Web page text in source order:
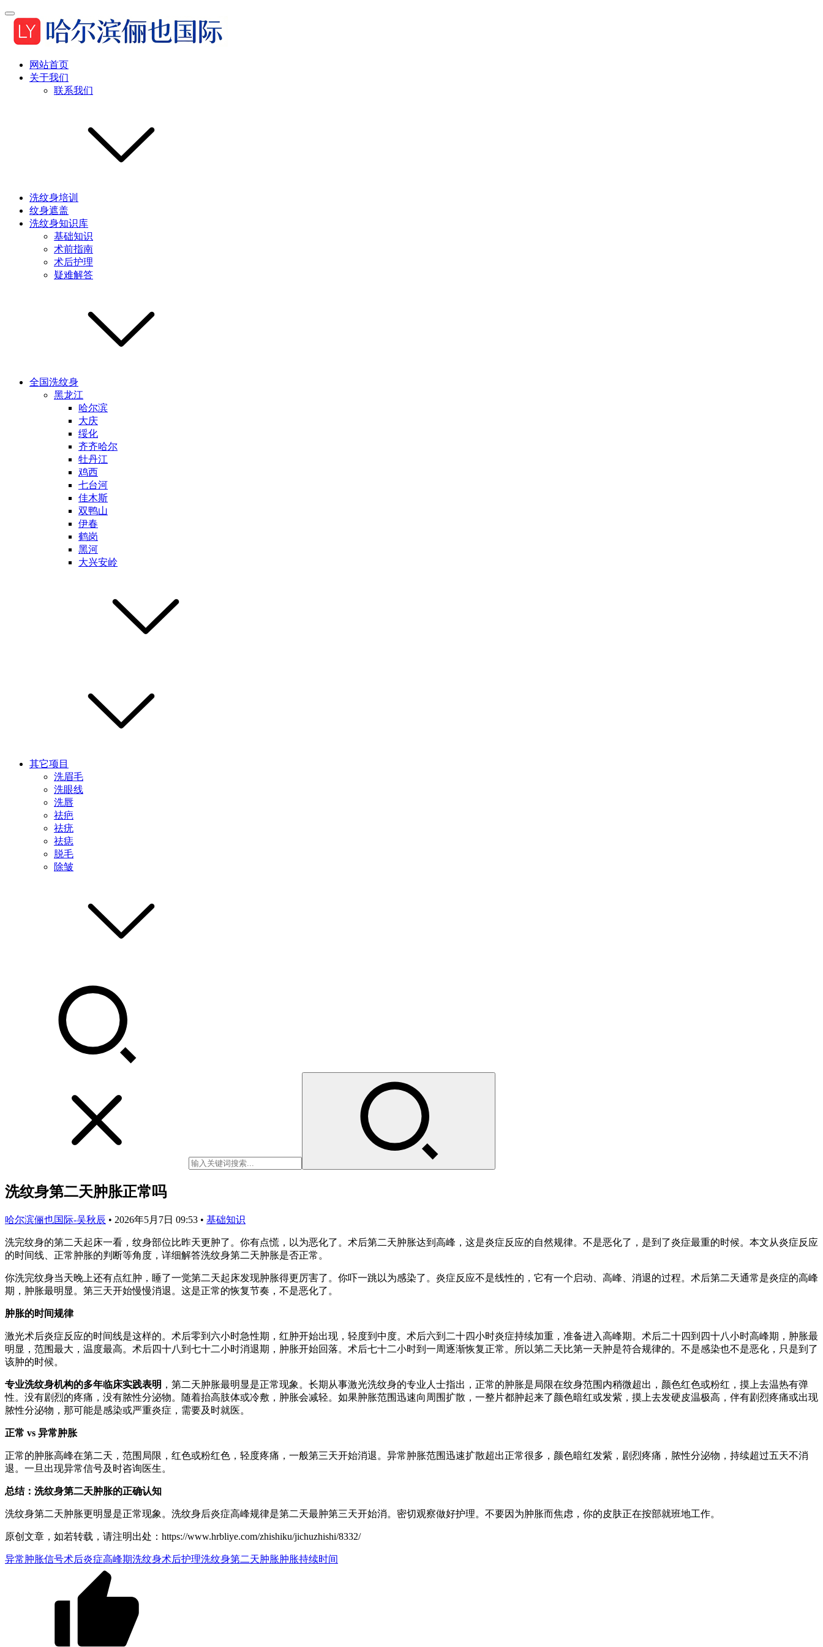
网站首页
关于我们
联系我们
洗纹身培训
纹身遮盖
洗纹身知识库
基础知识
术前指南
术后护理
疑难解答
全国洗纹身
黑龙江
哈尔滨
大庆
绥化
齐齐哈尔
牡丹江
鸡西
七台河
佳木斯
双鸭山
伊春
鹤岗
黑河
大兴安岭
其它项目
洗眉毛
洗眼线
洗唇
祛疤
祛疣
祛痣
脱毛
除皱
洗纹身第二天肿胀正常吗
哈尔滨俪也国际-吴秋辰 • 2026年5月7日 09:53 • 基础知识
洗完纹身的第二天起床一看，纹身部位比昨天更肿了。你有点慌，以为恶化了。术后第二天肿胀达到高峰，这是炎症反应的自然规律。不是恶化了，是到了炎症最重的时候。本文从炎症反应
的时间线、正常肿胀的判断等角度，详细解答洗纹身第二天肿胀是否正常。
你洗完纹身当天晚上还有点红肿，睡了一觉第二天起床发现肿胀得更厉害了。你吓一跳以为感染了。炎症反应不是线性的，它有一个启动、高峰、消退的过程。术后第二天通常是炎症的高峰
期，肿胀最明显。第三天开始慢慢消退。这是正常的恢复节奏，不是恶化了。
肿胀的时间规律
激光术后炎症反应的时间线是这样的。术后零到六小时急性期，红肿开始出现，轻度到中度。术后六到二十四小时炎症持续加重，准备进入高峰期。术后二十四到四十八小时高峰期，肿胀最
明显，范围最大，温度最高。术后四十八到七十二小时消退期，肿胀开始回落。术后七十二小时到一周逐渐恢复正常。所以第二天比第一天肿是符合规律的。不是感染也不是恶化，只是到了
该肿的时候。
专业洗纹身机构的多年临床实践表明 ，第二天肿胀最明显是正常现象。长期从事激光洗纹身的专业人士指出，正常的肿胀是局限在纹身范围内稍微超出，颜色红色或粉红，摸上去温热有弹
性。没有剧烈的疼痛，没有脓性分泌物。随着抬高肢体或冷敷，肿胀会减轻。如果肿胀范围迅速向周围扩散，一整片都肿起来了颜色暗红或发紫，摸上去发硬皮温极高，伴有剧烈疼痛或出现
脓性分泌物，那可能是感染或严重炎症，需要及时就医。
正常 vs 异常肿胀
正常的肿胀高峰在第二天，范围局限，红色或粉红色，轻度疼痛，一般第三天开始消退。异常肿胀范围迅速扩散超出正常很多，颜色暗红发紫，剧烈疼痛，脓性分泌物，持续超过五天不消
退。一旦出现异常信号及时咨询医生。
总结：洗纹身第二天肿胀的正确认知
洗纹身第二天肿胀更明显是正常现象。洗纹身后炎症高峰规律是第二天最肿第三天开始消。密切观察做好护理。不要因为肿胀而焦虑，你的皮肤正在按部就班地工作。
原创文章，如若转载，请注明出处：https://www.hrbliye.com/zhishiku/jichuzhishi/8332/
异常肿胀信号术后炎症高峰期洗纹身术后护理洗纹身第二天肿胀肿胀持续时间